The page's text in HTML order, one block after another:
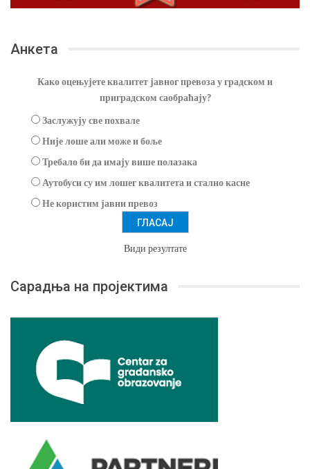
Анкета
Како оцењујете квалитет јавног превоза у градском и
приградском саобраћају?
Заслужују све похвале
Није лоше али може и боље
Требало би да имају више полазака
Аутобуси су им лошег квалитета и стално касне
Не користим јавни превоз
Види резултате
Сарадња на пројектима